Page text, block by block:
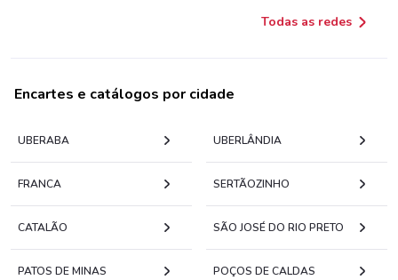
Todas as redes
Encartes e catálogos por cidade
UBERABA UBERLÂNDIA
FRANCA SERTÃOZINHO
CATALÃO SÃO JOSÉ DO RIO PRETO
PATOS DE MINAS POÇOS DE CALDAS